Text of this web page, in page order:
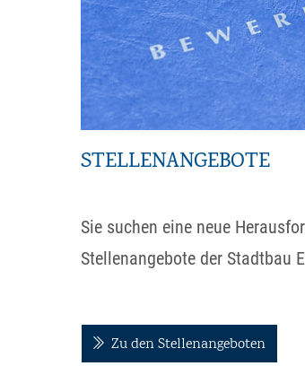
STELLENANGEBOTE
Sie suchen eine neue
Stellenangebote der Stadtbau
Zu den Stellenangeboten